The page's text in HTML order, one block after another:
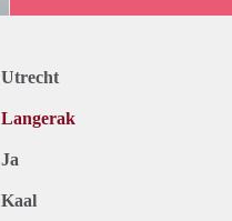
Utrecht
Langerak
Ja
Kaal